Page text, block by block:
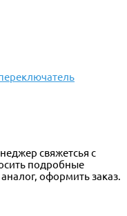
свяжетсья с
подробные
оформить заказ.